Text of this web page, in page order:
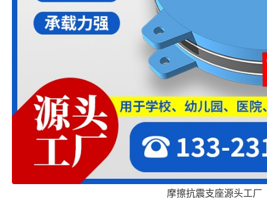
摩擦抗震支座源头工厂